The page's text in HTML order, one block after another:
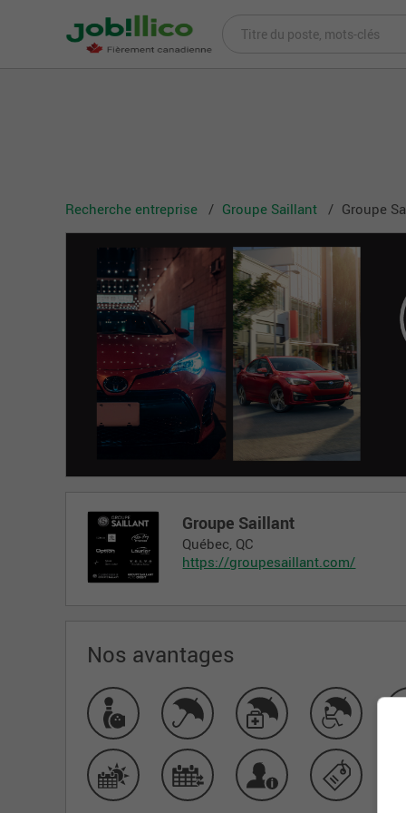
Recherche entreprise Groupe Saillant Groupe
Groupe Saillant
Québec, QC
https://groupesaillant.com/
Nos avantages